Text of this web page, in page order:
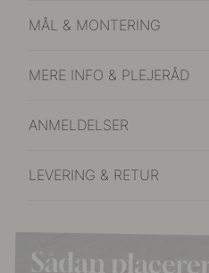
MÅL & MONTERING
MERE INFO & PLEJERÅD
ANMELDELSER
LEVERING & RETUR